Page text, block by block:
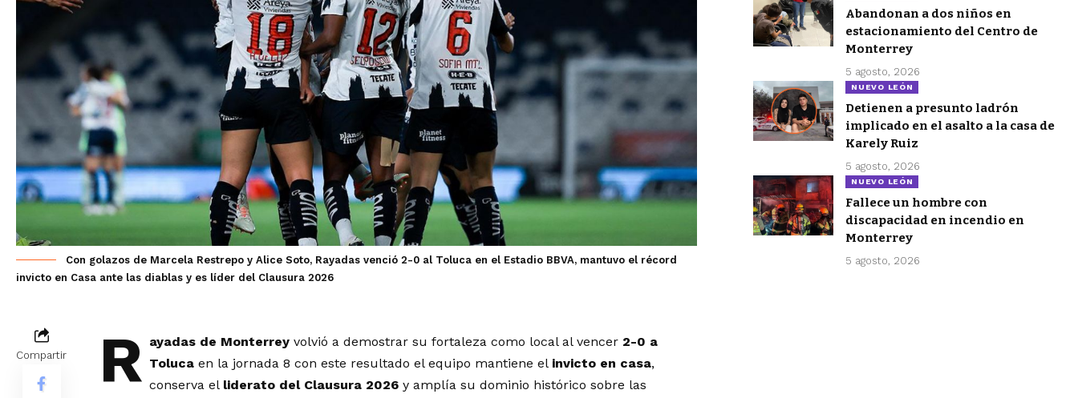
Con golazos de Marcela Restrepo y Alice Soto, Rayadas venció 2-0 al Toluca en el Estadio BBVA, mantuvo el récord
invicto en Casa ante las diablas y es líder del Clausura 2026
Compartir R ayadas de Monterrey volvió a demostrar su fortaleza como local al vencer 2-0 a
Toluca en la jornada 8 con este resultado el equipo mantiene el invicto en casa,
conserva el liderato del Clausura 2026 y amplía su dominio histórico sobre las
Abandonan a dos niños en
estacionamiento del Centro de
Monterrey
5 agosto, 2026
NUEVO LEÓN
Detienen a presunto ladrón
implicado en el asalto a la casa de
Karely Ruiz
5 agosto, 2026
NUEVO LEÓN
Fallece un hombre con
discapacidad en incendio en
Monterrey
5 agosto, 2026